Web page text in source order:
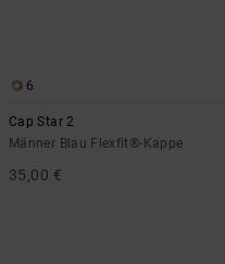
6
Cap Star 2
Männer Blau Flexfit®-Kappe
35,00 €